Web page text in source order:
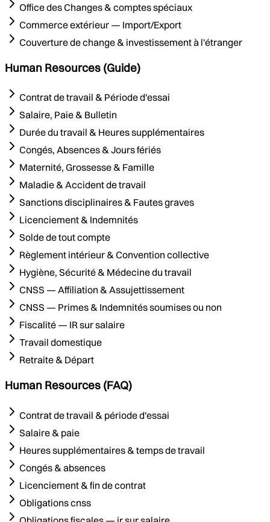
Office des Changes & comptes spéciaux
Commerce extérieur — Import/Export
Couverture de change & investissement à l'étranger
Human Resources (Guide)
Contrat de travail & Période d'essai
Salaire, Paie & Bulletin
Durée du travail & Heures supplémentaires
Congés, Absences & Jours fériés
Maternité, Grossesse & Famille
Maladie & Accident de travail
Sanctions disciplinaires & Fautes graves
Licenciement & Indemnités
Solde de tout compte
Règlement intérieur & Convention collective
Hygiène, Sécurité & Médecine du travail
CNSS — Affiliation & Assujettissement
CNSS — Primes & Indemnités soumises ou non
Fiscalité — IR sur salaire
Travail domestique
Retraite & Départ
Human Resources (FAQ)
Contrat de travail & période d'essai
Salaire & paie
Heures supplémentaires & temps de travail
Congés & absences
Licenciement & fin de contrat
Obligations cnss